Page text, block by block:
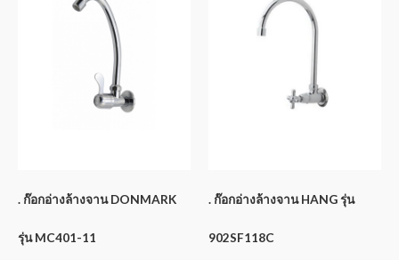
. ก๊อกอ่างล้างจาน DONMARK
รุ่น MC401-11
. ก๊อกอ่างล้างจาน HANG รุ่น
902SF118C